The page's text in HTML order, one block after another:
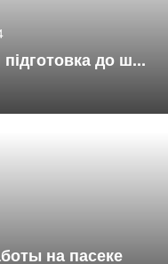
до ш...
на пасеке